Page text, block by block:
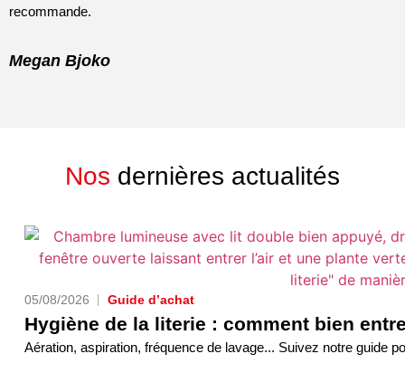
recommande.
Megan Bjoko
Nos dernières actualités
05/08/2026 Guide d’achat
Hygiène de la literie : comment bien
Aération, aspiration, fréquence de lavage... Suivez notre guide